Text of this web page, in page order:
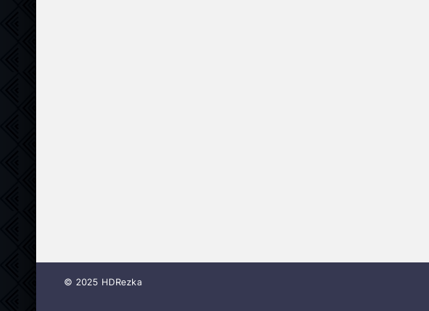
© 2025 HDRezka